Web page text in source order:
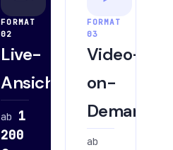
FORMAT
02
Live-
Ansicht
ab 1
200
FORMAT
03
Video-
on-
Demand
ab